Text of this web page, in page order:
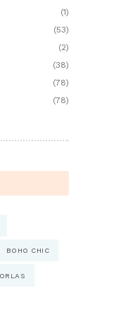
(1)
(53)
(2)
(38)
(78)
(78)
BOHO CHIC